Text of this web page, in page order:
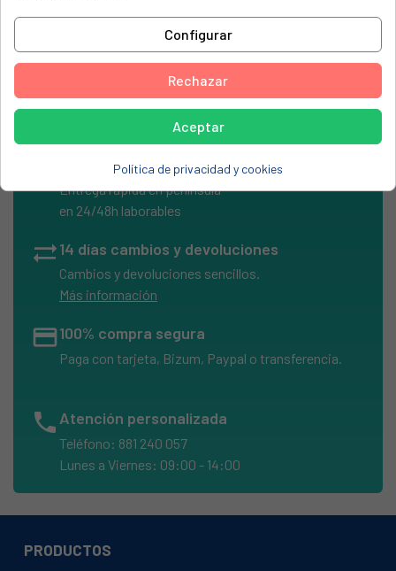
TEKA, HE500
Envíos Express
Entrega rápida en península
en 24/48h laborables
sync_alt14 días cambios y devoluciones
Cambios y devoluciones sencillos.
Más información
credit_card100% compra segura
Paga con tarjeta, Bizum, Paypal o transferencia.
phone Atención personalizada
Teléfono: 881 240 057
Lunes a Viernes: 09:00 - 14:00
PRODUCTOS
Configurar
Rechazar
Aceptar
Política de privacidad y cookies